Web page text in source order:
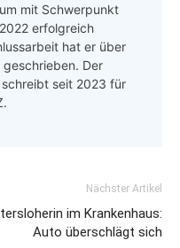
mit Schwerpunkt
erfolgreich
hat er über
Der
seit 2023 für
Nächster Artikel
im Krankenhaus:
Auto überschlägt sich